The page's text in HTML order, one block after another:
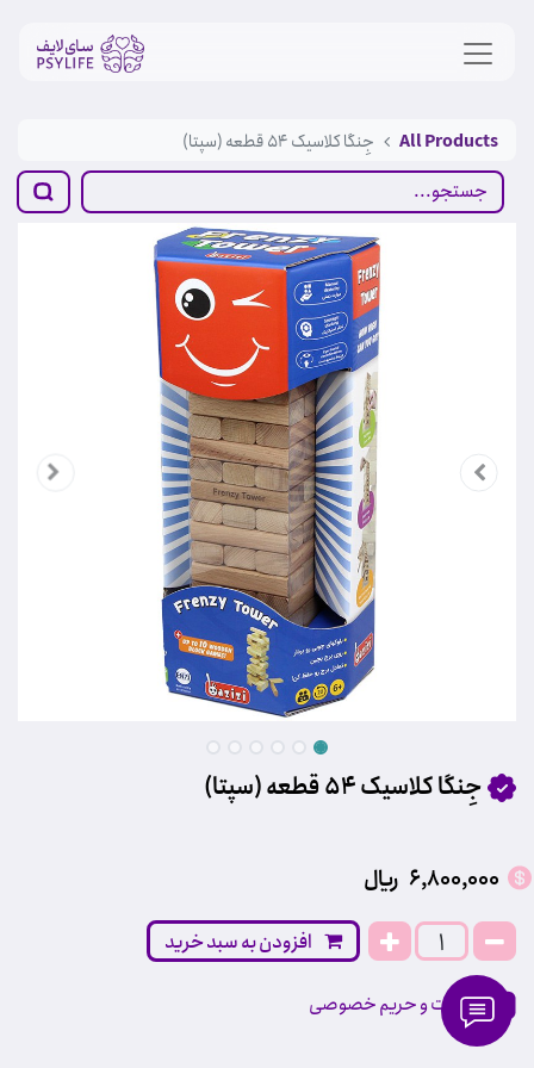
All Products جِنگا کلاسیک 54 قطعه (سپتا)
جِنگا کلاسیک 54 قطعه (سپتا)
6,800,000 ﷼
افزودن به سبد خرید
مقررات و حریم خصوصی